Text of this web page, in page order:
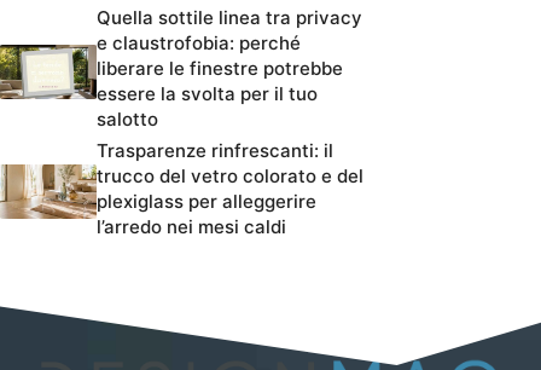
Quella sottile linea tra privacy
e claustrofobia: perché
liberare le finestre potrebbe
essere la svolta per il tuo
salotto
Trasparenze rinfrescanti: il
trucco del vetro colorato e del
plexiglass per alleggerire
l’arredo nei mesi caldi